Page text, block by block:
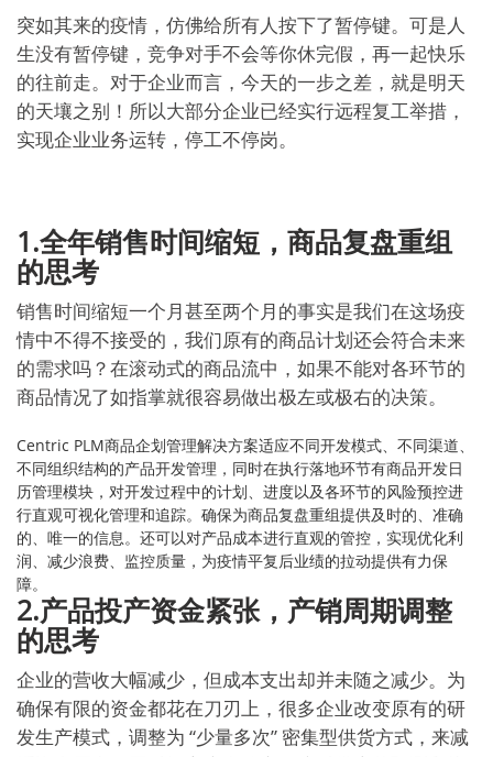
突如其来的疫情，仿佛给所有人按下了暂停键。可是人
生没有暂停键，竞争对手不会等你休完假，再一起快乐
的往前走。对于企业而言，今天的一步之差，就是明天
的天壤之别！所以大部分企业已经实行远程复工举措，
实现企业业务运转，停工不停岗。
1.全年销售时间缩短，商品复盘重组
的思考
销售时间缩短一个月甚至两个月的事实是我们在这场疫
情中不得不接受的，我们原有的商品计划还会符合未来
的需求吗？在滚动式的商品流中，如果不能对各环节的
商品情况了如指掌就很容易做出极左或极右的决策。
Centric PLM商品企划管理解决方案适应不同开发模式、不同渠道、
不同组织结构的产品开发管理，同时在执行落地环节有商品开发日
历管理模块，对开发过程中的计划、进度以及各环节的风险预控进
行直观可视化管理和追踪。确保为商品复盘重组提供及时的、准确
的、唯一的信息。还可以对产品成本进行直观的管控，实现优化利
润、减少浪费、监控质量，为疫情平复后业绩的拉动提供有力保
障。
2.产品投产资金紧张，产销周期调整
的思考
企业的营收大幅减少，但成本支出却并未随之减少。为
确保有限的资金都花在刀刃上，很多企业改变原有的研
发生产模式，调整为 “少量多次” 密集型供货方式，来减